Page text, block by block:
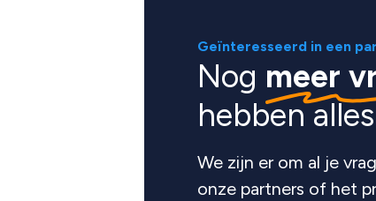
Geïnteresseerd in een
Nog meer
hebben
We zijn er om al je
onze partners of het